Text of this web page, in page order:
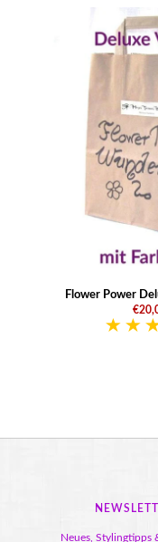
Flower Power
Neues, Stylingtipps